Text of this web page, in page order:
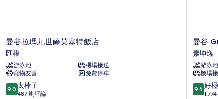
曼
谷
拉
瑪
九
世
薩
曼谷拉瑪九世薩莫塞特飯店
匯權
游泳池
機場接送
寵物友善
免費停車
9.0
分，
9.0 太棒了
487 則評論
曼
谷
Grande
Centre
Point
55
曼谷
素坤逸
游泳池
機場
9.6
分，
9.6 好